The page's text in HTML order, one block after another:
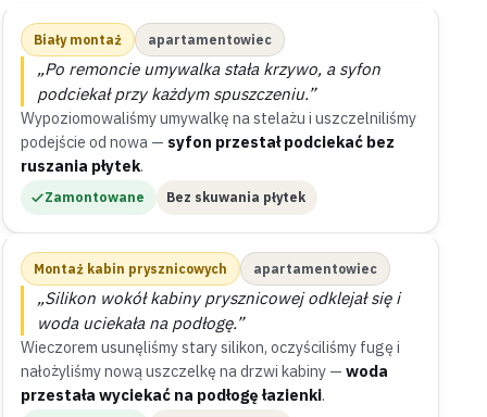
Biały montaż apartamentowiec
„Po remoncie umywalka stała krzywo, a syfon
podciekał przy każdym spuszczeniu.”
Wypoziomowaliśmy umywalkę na stelażu i uszczelniliśmy
podejście od nowa — syfon przestał podciekać bez
ruszania płytek.
Zamontowane Bez skuwania płytek
Montaż kabin prysznicowych apartamentowiec
„Silikon wokół kabiny prysznicowej odklejał się i
woda uciekała na podłogę.”
Wieczorem usunęliśmy stary silikon, oczyściliśmy fugę i
nałożyliśmy nową uszczelkę na drzwi kabiny — woda
przestała wyciekać na podłogę łazienki.